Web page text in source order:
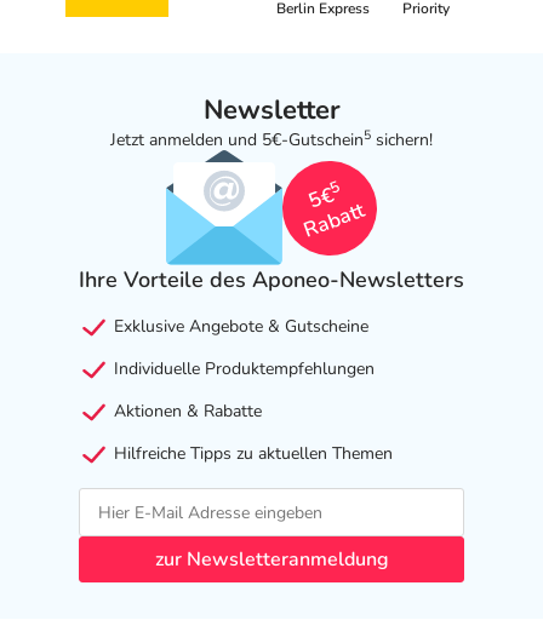
Berlin Express
Priority
Newsletter
Jetzt anmelden und 5€-Gutschein5 sichern!
5€
5
Rabatt
Ihre Vorteile des Aponeo-Newsletters
Exklusive Angebote & Gutscheine
Individuelle Produktempfehlungen
Aktionen & Rabatte
Hilfreiche Tipps zu aktuellen Themen
zur Newsletteranmeldung